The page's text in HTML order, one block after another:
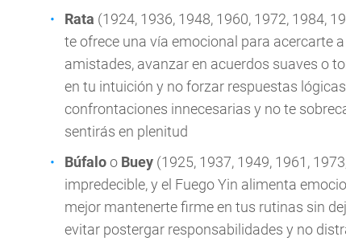
Rata (1924, 1936, 1948, 1960, 1972, 1984,
te ofrece una vía emocional para acercarte
amistades, avanzar en acuerdos suaves o
en tu intuición y no forzar respuestas
confrontaciones innecesarias y no te
sentirás en plenitud
Búfaloo Buey (1925, 1937, 1949, 1961,
impredecible, y el Fuego Yin alimenta
mejor mantenerte firme en tus rutinas sin
evitar postergar responsabilidades y no